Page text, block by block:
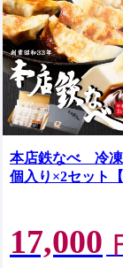
本店鉄なべ 冷凍
個入り×2セット
17,000